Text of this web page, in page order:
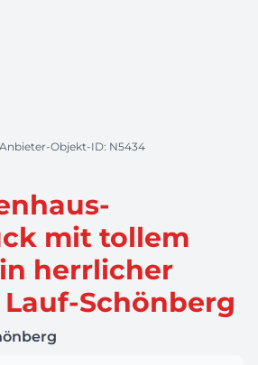
Objekt-ID: N5434
mit tollem
herrlicher
Schönberg